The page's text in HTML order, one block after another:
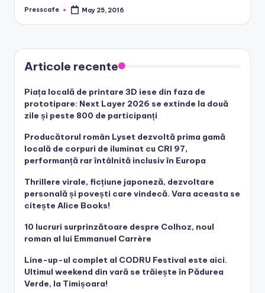
Posted
Presscafe May 25, 2016
Articole recente
Piața locală de printare 3D iese din faza de
prototipare: Next Layer 2026 se extinde la două
zile și peste 800 de participanți
Producătorul român Lyset dezvoltă prima gamă
locală de corpuri de iluminat cu CRI 97,
performanță rar întâlnită inclusiv în Europa
Thrillere virale, ficțiune japoneză, dezvoltare
personală și povești care vindecă. Vara aceasta se
citește Alice Books!
10 lucruri surprinzătoare despre Colhoz, noul
roman al lui Emmanuel Carrère
Line-up-ul complet al CODRU Festival este aici.
Ultimul weekend din vară se trăiește în Pădurea
Verde, la Timișoara!